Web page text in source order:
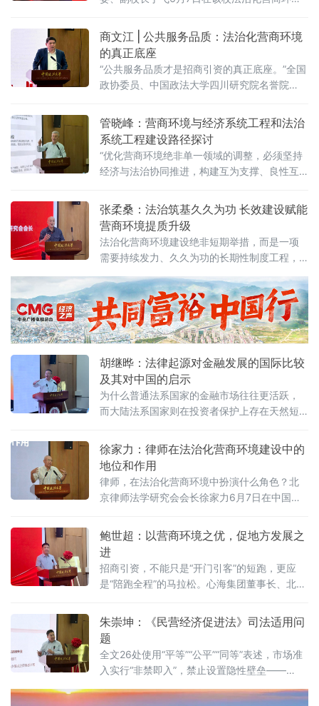
商环境的核心要义在于法治化保障——因为法
治提供明确的预期。当天，中国政法大学法治
化营商环境建设与数字金融研究中心在京正式
成立，同步启动“法治筑基、商业有序——地方
政府促进招商引资和高质量发展路径”法治化营
商文江 | 公共服务品质：法治化营商环境
的真正底座
“公共服务品质才是招商引资的真正底座。”全国
政协委员、中国政法大学四川研究院名誉院
营商环境建设与数字金融研究中心揭牌仪式上
作出上述表示。他指出，《公平竞争审查条
例》施行后，各地招商引资的竞争焦点已从“拼
政策洼地”转向“拼服务高地”“拼法治高地”，长期
稳定、高效透明的法治环境与公共服务成为吸
管晓峰：营商环境与经济系统工程和法治
系统工程建设路径探讨
“优化营商环境绝非单一领域的调整，必须坚持
经济与法治协同推进，构建互为支撑、良性互
教授管晓峰6月7日在中国政法大学法治化营商
环境建设与数字金融研究中心揭牌仪式上作出
上述表示。他在题为《营商环境与经济、法治
系统工程建设路径探讨》的主题演讲中，系统
阐述以系统工程思维推进营商环境建设的理论
框架与实践路径。管晓峰从市场发展环境问
张柔桑：法治筑基久久为功 长效建设赋能
营商环境提质升级
法治化营商环境建设绝非短期举措，而是一项
需要持续发力、久久为功的长期性制度工程，
展的根本路径。
胡继晔：法律起源对金融发展的国际比较
及其对中国的启示
为什么普通法系国家的金融市场往往更活跃，
而大陆法系国家则在投资者保护上存在天然短
长背后是否隐藏着法治短板？中国政法大学商
学院教授、法治化营商环境建设与数字金融研
究课题组组长胡继晔6月7日在该校研究中心揭
牌仪式既同期举办的“法治筑基、商业有序——
地方政府促进招商引资和高质量发展路径”法治
以
徐家力：律师在法治化营商环境建设中的
地位和作用
律师，在法治化营商环境中扮演什么角色？北
京律师法学研究会会长徐家力6月7日在中国政
心揭牌仪式既同期举办的“法治筑基、商业有序
——地方政府促进招商引资和高质量发展路
径”法治化营商环境建设（公益）大讲堂2026首
期活动上给出明确答案：律师不仅是法律的实
践者，更是连接政府、市场与司法的法治纽
法治化水
鲍世超：以营商环境之优，促地方发展之
进
招商引资，不能只是“开门引客”的短跑，更应
是“陪跑全程”的马拉松。心海集团董事长、北京
行会长鲍世超6月7日在中国政法大学法治化营
商环境建设与数字金融研究中心揭牌仪式既同
期举办的“法治筑基、商业有序——地方政府促
进招商引资和高质量发展路径”法治化营商环境
建设（公益）大讲堂2026首期活动上，以企业
家视角道出法治化营商环境的真谛：“一个
朱崇坤：《民营经济促进法》司法适用问
题
全文26处使用“平等”“公平”“同等”表述，市场准
入实行“非禁即入”，禁止设置隐性壁垒——
经济促进法》被寄予厚望。然而，北京企业法